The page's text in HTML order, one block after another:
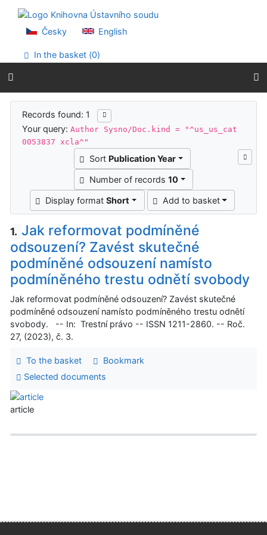
Go to menu
Accessibility declaration
Česky English
In the basket (0)
Search results
Records found: 1
Your query:Author Sysno/Doc.kind = "^us_us_cat
0053837 xcla^"
Sort Publication Year
Number of records 10
Display formatShort Add to basket
1. Jak reformovat podmíněné
odsouzení? Zavést skutečné
podmíněné odsouzení namísto
podmíněného trestu odnětí svobody
Jak reformovat podmíněné odsouzení? Zavést skutečné
podmíněné odsouzení namísto podmíněného trestu odnětí
svobody. -- In: Trestní právo -- ISSN 1211-2860. -- Roč.
27, (2023), č. 3.
To the basket
Bookmark
Selected documents
article